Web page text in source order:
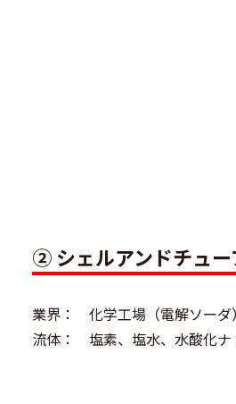
② シェルアンドチュ
業界： 化学工場（電解ソーダ
流体： 塩素、塩水、水酸化ナ